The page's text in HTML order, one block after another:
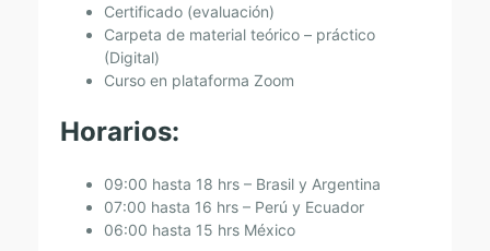
O
Certificado (evaluación)
Carpeta de material teórico – práctico
(Digital)
Curso en plataforma Zoom
Horarios:
09:00 hasta 18 hrs – Brasil y Argentina
07:00 hasta 16 hrs – Perú y Ecuador
06:00 hasta 15 hrs México